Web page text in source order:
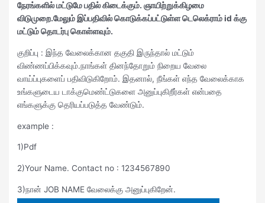
நேரங்களில் மட்டுமே பதில் கிடைக்கும். ஞாயிற்றுக்கிழமை
விடுமுறை.மேலும் இப்பதிவில் கொடுக்கப்பட்டுள்ள டெலெக்ராம் id க்கு
மட்டும் தொடர்பு கொள்ளவும்.
குறிப்பு : இந்த வேலைக்கான தகுதி இருந்தால் மட்டும்
விண்ணப்பிக்கவும்.நாங்கள் தினந்தோறும் நிறைய வேலை
வாய்ப்புகளைப் பதிவிடுகிறோம். இதனால், நீங்கள் எந்த வேலைக்காக
உங்களுடைய டாக்குமெண்ட்டுகளை அனுப்புகிறீர்கள் என்பதை
எங்களுக்கு தெரியப்படுத்த வேண்டும்.
example :
1)Pdf
2)Your Name. Contact no : 1234567890
3)நான் JOB NAME வேலைக்கு அனுப்புகிறேன்.